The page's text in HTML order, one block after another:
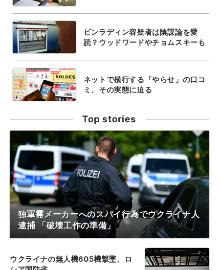
ビンラディン容疑者は陰謀論を愛
読？ウッドワードやチョムスキーも
ネットで横行する「やらせ」の口コ
ミ、その実態に迫る
Top stories
独軍需メーカーへのスパイ行為でウクライナ人
逮捕 「破壊工作の準備」
ウクライナの無人機605機撃墜、ロ